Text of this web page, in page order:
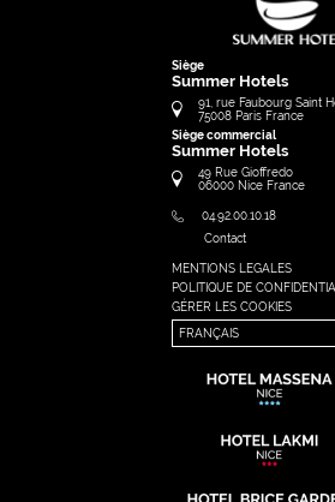
Siège
Summer Hotels
91, rue Faubourg Saint
75008 Paris France
Siège commercial
Summer Hotels
49 Rue Gioffredo
06000 Nice France
04.92.00.10.18
Contact
MENTIONS LEGALES
POLITIQUE DE
GÉRER LES COOKIES
FRANÇAIS
FRANÇAIS
ENGLISH